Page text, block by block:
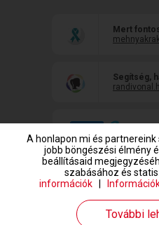
Mert
Segítség,
www.randivonal.hu © Copyright
A honlapon mi és
jobb böngészési élmény
beállításaid
szabásához és
információk
További